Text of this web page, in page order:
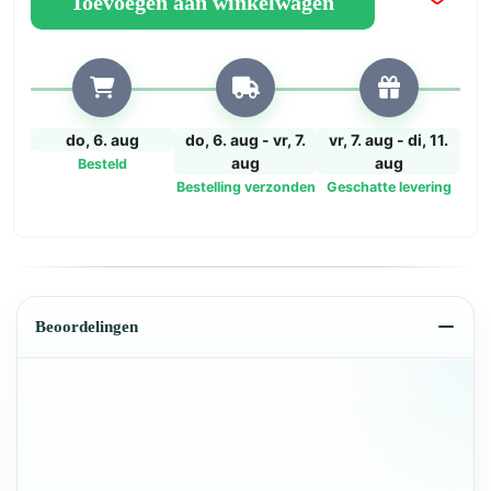
do, 6. aug
Besteld
do, 6. aug - vr, 7.
aug
Bestelling verzonden
vr, 7. aug - di, 11.
aug
Geschatte levering
Beoordelingen